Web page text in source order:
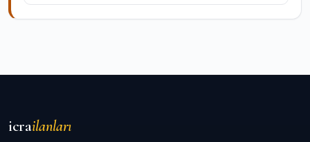
icrailanları